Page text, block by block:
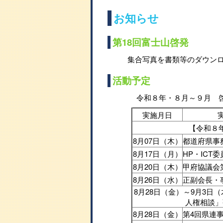
お知らせ
第18回富士山啓発
集合写真を書類等のダウン
活動予定
令和８年・８月～９月
実施月日
【令和
8月07日（木） 都道府県事
8月17日（月） HP・ICT委
8月20日（木） 甲府協議会
8月26日（水） 正副会長・
8月28日（金）～9月3日
人権相談
8月28日（金） 第4回県連